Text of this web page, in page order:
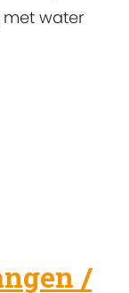
met water
/